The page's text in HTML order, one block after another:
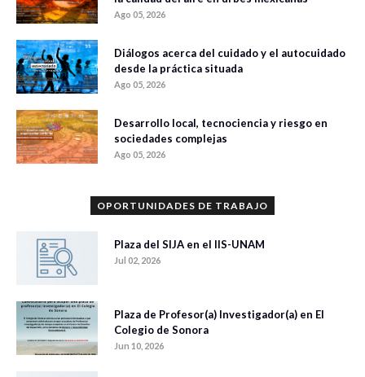
Ago 05, 2026
Diálogos acerca del cuidado y el autocuidado
desde la práctica situada
Ago 05, 2026
Desarrollo local, tecnociencia y riesgo en
sociedades complejas
Ago 05, 2026
OPORTUNIDADES DE TRABAJO
Plaza del SIJA en el IIS-UNAM
Jul 02, 2026
Plaza de Profesor(a) Investigador(a) en El
Colegio de Sonora
Jun 10, 2026